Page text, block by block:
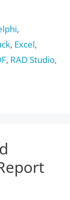
,
, Excel,
, RAD Studio,